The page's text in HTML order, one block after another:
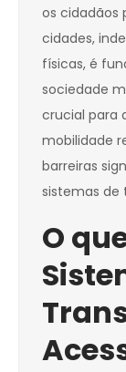
os cidadãos
cidades,
físicas, é
sociedade
crucial para
mobilidade
barreiras
sistemas de
O